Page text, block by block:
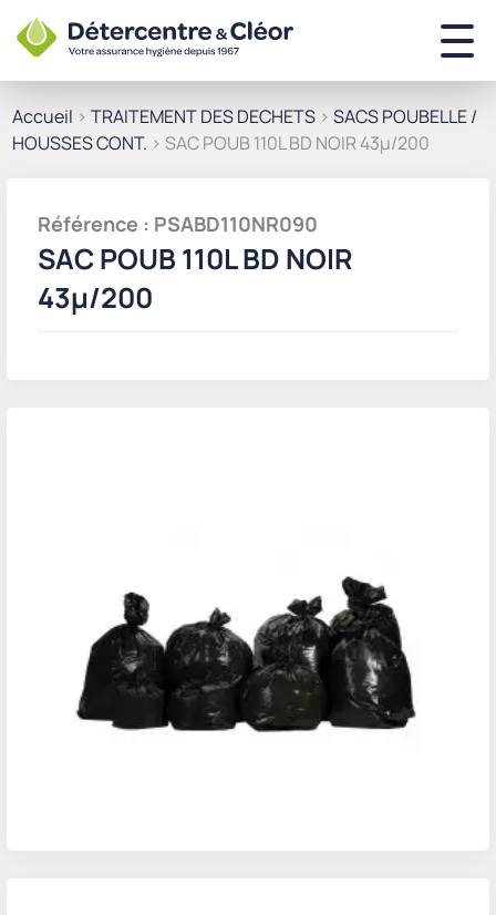
Accueil > TRAITEMENT DES DECHETS > SACS POUBELLE /
HOUSSES CONT. > SAC POUB 110L BD NOIR 43µ/200
Référence : PSABD110NR090
SAC POUB 110L BD NOIR
43µ/200